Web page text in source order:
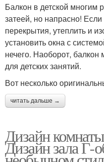
Балкон в детской многим
затеей, но напрасно!
перекрытия, утеплить и
установить окна с
нечего. Наоборот,
для детских занятий.
Вот несколько
читать дальше →
Дизайн
Дизайн зала Г-